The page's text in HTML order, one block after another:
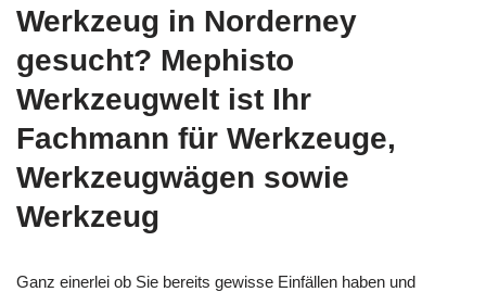
Werkzeug in Norderney
gesucht? Mephisto
Werkzeugwelt ist Ihr
Fachmann für Werkzeuge,
Werkzeugwägen sowie
Werkzeug
Ganz einerlei ob Sie bereits gewisse Einfällen haben und